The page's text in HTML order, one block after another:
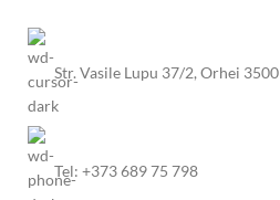
Str. Vasile Lupu 37/2, Orhei 3500
Tel: +373 689 75 798